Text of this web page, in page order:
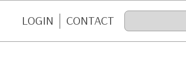
LOGIN CONTACT